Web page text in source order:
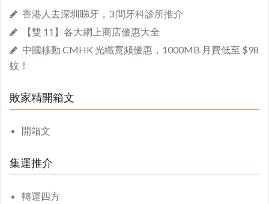
香港人去深圳睇牙，3 間牙科診所推介
【雙 11】各大網上商店優惠大全
中國移動 CMHK 光纖寬頻優惠，1000MB 月費低至 $98
蚊！
敗家精開箱文
開箱文
集運推介
轉運四方